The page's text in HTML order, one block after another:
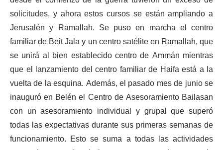
solicitudes, y ahora estos cursos se están ampliando a
Jerusalén y Ramallah. Se puso en marcha el centro
familiar de Beit Jala y un centro satélite en Ramallah, que
se unirá al bien establecido centro de Ammán mientras
que el lanzamiento del centro familiar de Haifa está a la
vuelta de la esquina. Además, el pasado mes de junio se
inauguró en Belén el Centro de Asesoramiento Bailasan
con un asesoramiento individual y grupal que superó
todas las expectativas durante sus primeras semanas de
funcionamiento. Esto se suma a todas las actividades